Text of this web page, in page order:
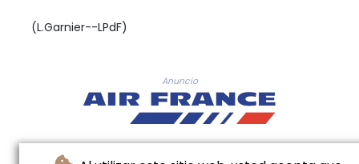
(L.Garnier--LPdF)
Anuncio